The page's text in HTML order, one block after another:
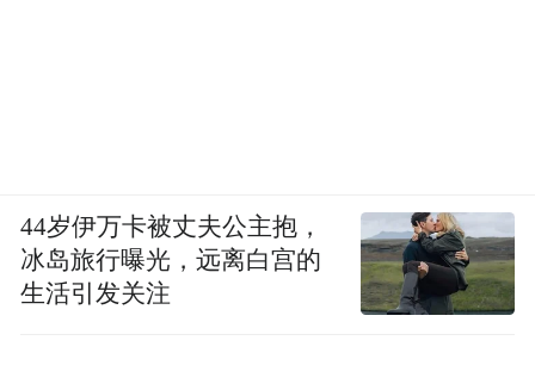
44岁伊万卡被丈夫公主抱，
冰岛旅行曝光，远离白宫的
生活引发关注